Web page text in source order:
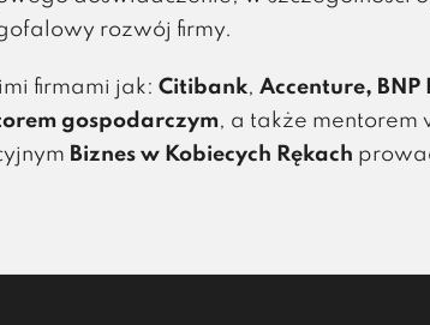
rozwój firmy.
firmami jak:Citibank,Accenture, BNP
gospodarczym, a także mentorem
Biznes w Kobiecych Rękach